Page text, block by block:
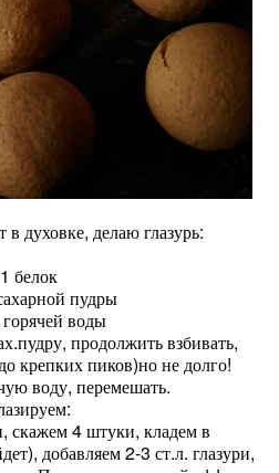
духовке, делаю глазурь:
1 белок
пудры
воды
продолжить взбивать,
крепких пиков)но не долго!
воду, перемешать.
4 штуки, кладем в
добавляем 2-3 ст.л. глазури,